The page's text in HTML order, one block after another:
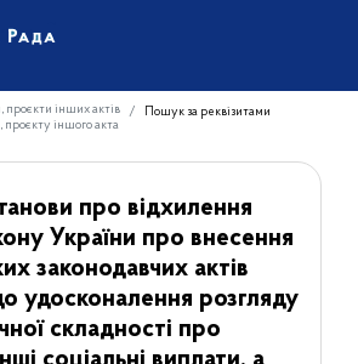
проєкти інших актів
Пошук за реквізитами
проєкту іншого акта
про відхилення
України про внесення
законодавчих актів
удосконалення розгляду
складності про